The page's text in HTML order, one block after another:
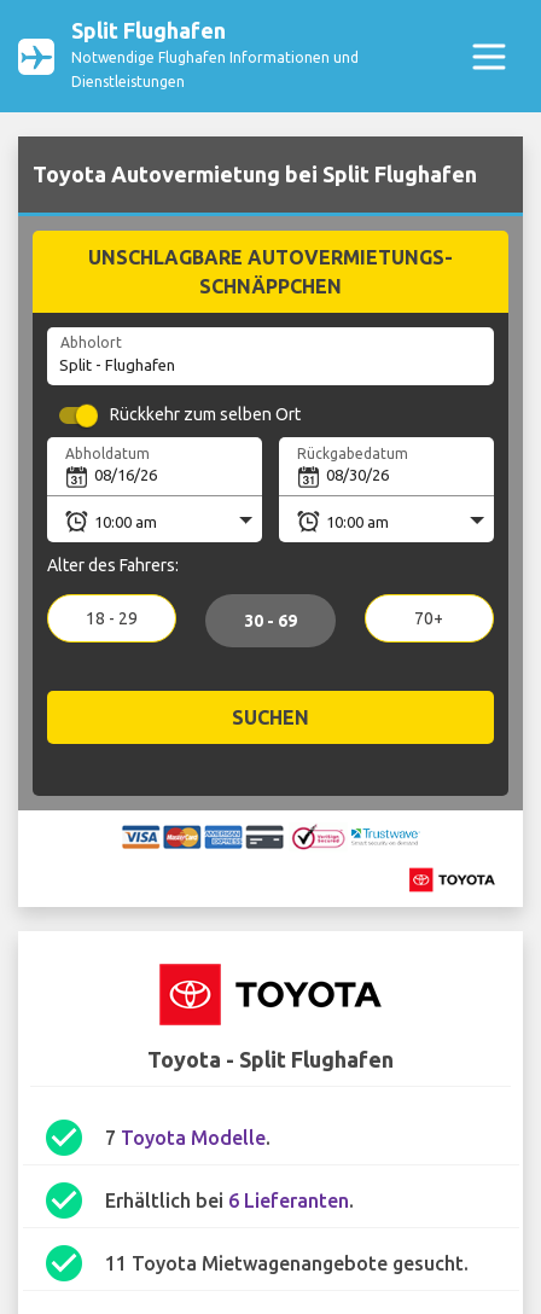
Split Flughafen
Notwendige Flughafen Informationen und
Dienstleistungen
Toyota Autovermietung bei Split Flughafen
UNSCHLAGBARE AUTOVERMIETUNGS-
SCHNÄPPCHEN
Abholort
Rückkehr zum selben Ort
Abholdatum Rückgabedatum
Alter des Fahrers:
18 - 29 30 - 69 70+
SUCHEN
Toyota - Split Flughafen
check_circle 7 Toyota Modelle.
check_circle Erhältlich bei 6 Lieferanten.
check_circle 11 Toyota Mietwagenangebote gesucht.